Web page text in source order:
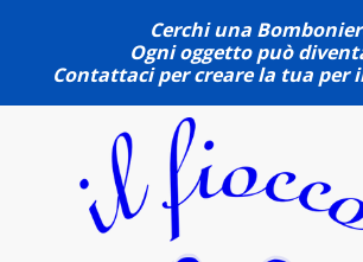
Cerchi una
Ogni oggetto può
Contattaci per creare la tua per